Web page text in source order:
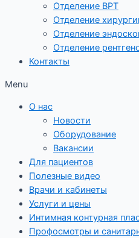
Отделение ВРТ
Отделение
Отделение
Отделение
Контакты
Menu
О нас
Новости
Оборудование
Вакансии
Для пациентов
Полезные видео
Врачи и кабинеты
Услуги и цены
Интимная контурная
Профосмотры и